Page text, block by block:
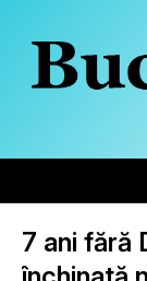
7 ani fără